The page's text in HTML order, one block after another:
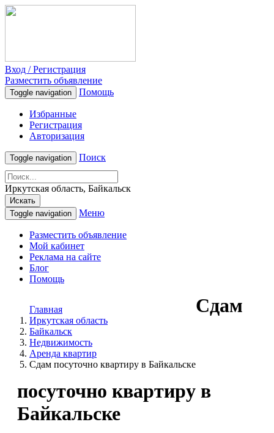
Вход / Регистрация
Разместить объявление
Toggle navigation Помощь
Избранные
Регистрация
Авторизация
Toggle navigation Поиск
Иркутская область, Байкальск
Искать
Toggle navigation
Меню
Разместить объявление
Мой кабинет
Реклама на сайте
Блог
Помощь
Главная
Иркутская область
Байкальск
Недвижимость
Аренда квартир
Сдам посуточно квартиру в Байкальске
Сдам
посуточно квартиру в
Байкальске